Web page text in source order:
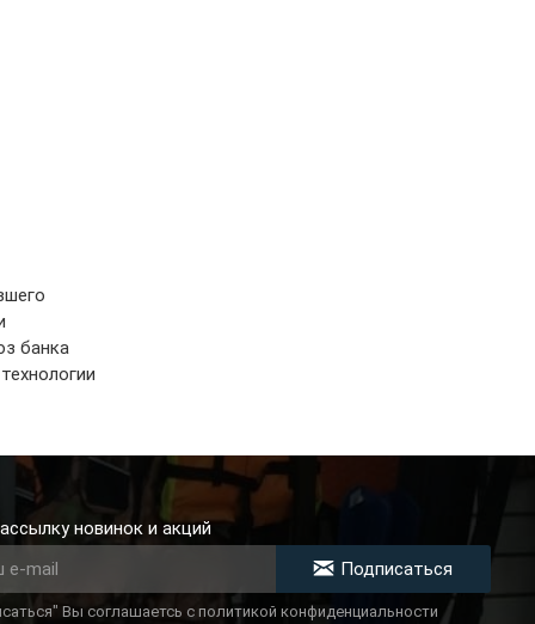
банка
новинок и акций
Подписаться
Вы соглашаетсь с политикой конфиденциальности